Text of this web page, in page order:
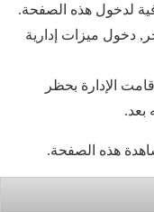
لدخول هذه الصفحة.
دخول ميزات إدارية
الإدارة بحظر
بعد.
هذه الصفحة.